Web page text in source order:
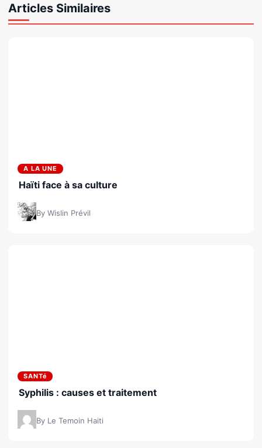
Articles Similaires
A LA UNE
Haïti face à sa culture
By Wislin Prévil
SANTé
Syphilis : causes et traitement
By Le Temoin Haiti